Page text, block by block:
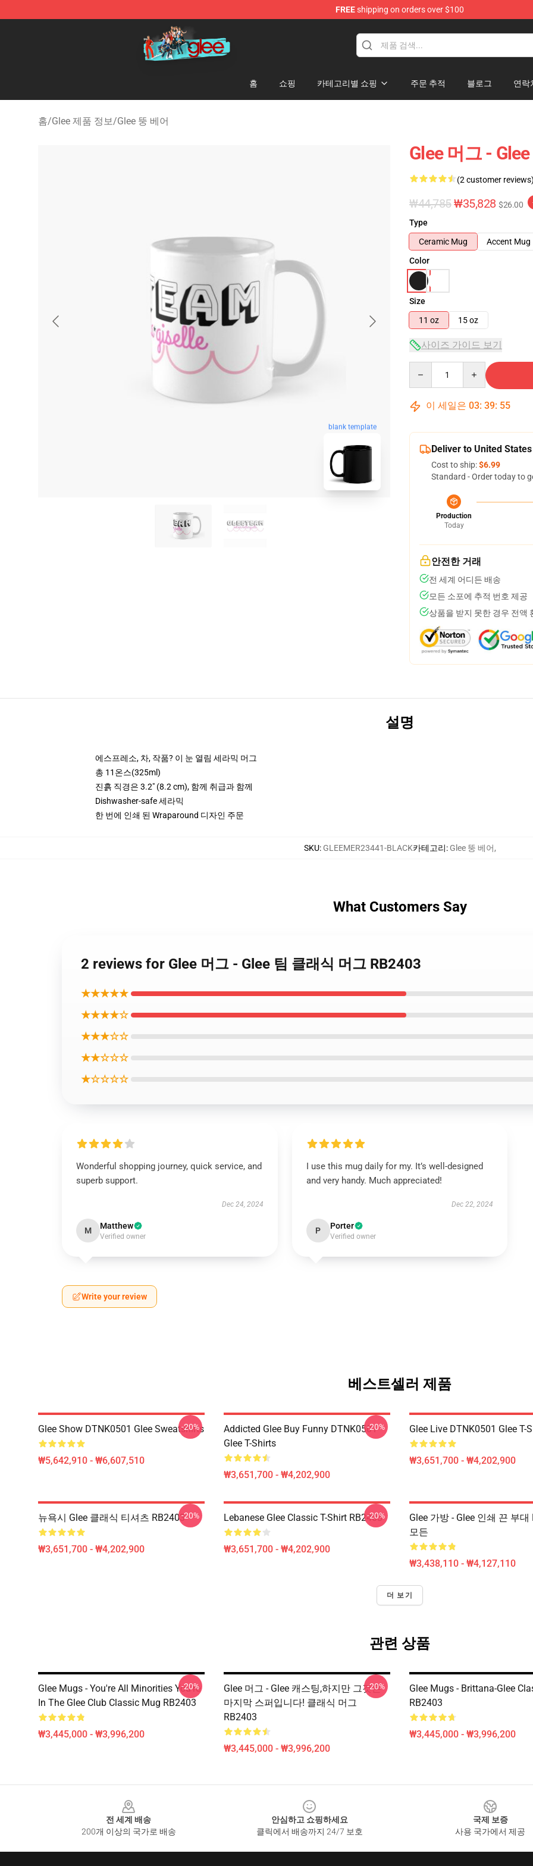
FREEshipping on orders over $100
Glee Store - Official Glee Merchandise Shop
홈 쇼핑 카테고리별 쇼핑 주문 추적 블로그 연락
홈/Glee 제품 정보/Glee 뚱 베어
blank template
Glee 머그 -
(2 customer
₩44,785₩35,828 $26.00
Type
Ceramic Mug
Accent Mug
Color
Size
11 oz
15 oz
사이즈 가이드 보기
이 세일은 03: 39: 54
Deliver to United States
Cost to ship:$6.99
Standard - Order today to
Production
Today
안전한 거래
전 세계 어디든 배송
모든 소포에 추적 번호 제공
상품을 받지 못한 경우 전액
설명
에스프레소, 차, 작품? 이 눈 열림 세라믹 머그
총 11온스(325ml)
진흙 직경은 3.2" (8.2 cm), 함께 취급과 함께
Dishwasher-safe 세라믹
한 번에 인쇄 된 Wraparound 디자인 주문
SKU: GLEEMER23441-BLACK카테고리: Glee 뚱 베어,
What Customers Say
2 reviews for Glee 머그 - Glee 팀 클래식 머그 RB2403
★★★★★
★★★★☆
★★★☆☆
★★☆☆☆
★☆☆☆☆
Wonderful shopping journey, quick service, and
superb support.
Dec 24, 2024
M Matthew
Verified owner
I use this mug daily for my. It’s well-designed
and very handy. Much appreciated!
Dec 22, 2024
P Porter
Verified owner
Write your review
베스트셀러 제품
Glee Show DTNK0501 Glee Sweatshirts
₩5,642,910 - ₩6,607,510
-20%
Addicted Glee Buy Funny DTNK0501
Glee T-Shirts
₩3,651,700 - ₩4,202,900
-20% Glee Live DTNK0501 Glee T-
₩3,651,700 - ₩4,202,900
뉴욕시 Glee 클래식 티셔츠 RB2403
₩3,651,700 - ₩4,202,900
-20% Lebanese Glee Classic T-Shirt RB2403
₩3,651,700 - ₩4,202,900
-20%
Glee 가방 - Glee 인쇄 끈 부대
모든
₩3,438,110 - ₩4,127,110
더 보기
관련 상품
Glee Mugs - You're All Minorities You're
In The Glee Club Classic Mug RB2403
₩3,445,000 - ₩3,996,200
-20%
Glee 머그 - Glee 캐스팅,하지만 그것은
마지막 스퍼입니다! 클래식 머그
RB2403
₩3,445,000 - ₩3,996,200
-20%
Glee Mugs - Brittana-Glee
RB2403
₩3,445,000 - ₩3,996,200
전 세계 배송
200개 이상의 국가로 배송
안심하고 쇼핑하세요
클릭에서 배송까지 24/7 보호
국제 보증
사용 국가에서 제공